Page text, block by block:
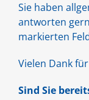
Sie haben
antworten
markierten
Vielen Dank
Sind Sie